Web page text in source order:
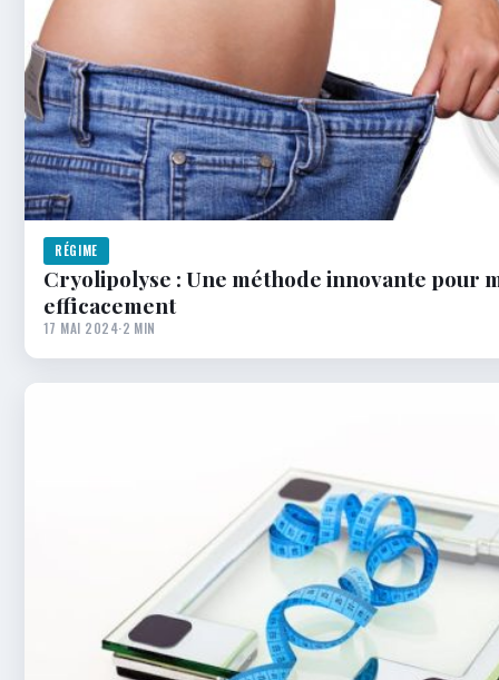
RÉGIME
Cryolipolyse : Une méthode innovante pour
efficacement
17 MAI 2024·2 MIN